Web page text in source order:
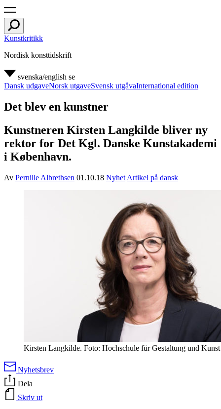
Kunstkritikk
Nordisk konsttidskrift
svenska/english se
Dansk udgaveNorsk utgaveSvensk utgåvaInternational edition
Det blev en kunstner
Kunstneren Kirsten Langkilde bliver ny
rektor for Det Kgl. Danske Kunstakademi
i København.
Av Pernille Albrethsen 01.10.18 Nyhet Artikel på dansk
Kirsten Langkilde. Foto: Hochschule für Gestaltung und
Nyhetsbrev
Dela
Skriv ut